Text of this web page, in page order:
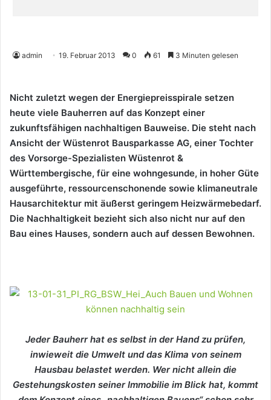
admin 19. Februar 2013 0 61 3 Minuten gelesen
Nicht zuletzt wegen der Energiepreisspirale setzen
heute viele Bauherren auf das Konzept einer
zukunftsfähigen nachhaltigen Bauweise. Die steht nach
Ansicht der Wüstenrot Bausparkasse AG, einer Tochter
des Vorsorge-Spezialisten Wüstenrot &
Württembergische, für eine wohngesunde, in hoher Güte
ausgeführte, ressourcenschonende sowie klimaneutrale
Hausarchitektur mit äußerst geringem Heizwärmebedarf.
Die Nachhaltigkeit bezieht sich also nicht nur auf den
Bau eines Hauses, sondern auch auf dessen Bewohnen.
Jeder Bauherr hat es selbst in der Hand zu prüfen,
inwieweit die Umwelt und das Klima von seinem
Hausbau belastet werden. Wer nicht allein die
Gestehungskosten seiner Immobilie im Blick hat, kommt